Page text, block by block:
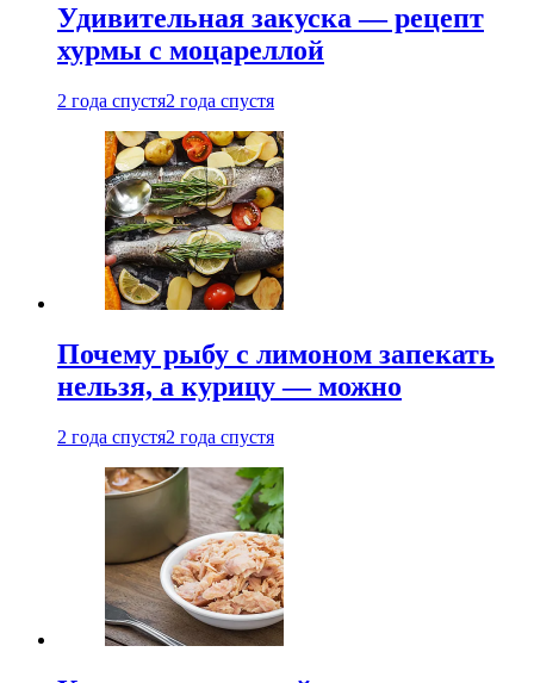
Удивительная закуска — рецепт
хурмы с моцареллой
2 года спустя2 года спустя
Почему рыбу с лимоном запекать
нельзя, а курицу — можно
2 года спустя2 года спустя